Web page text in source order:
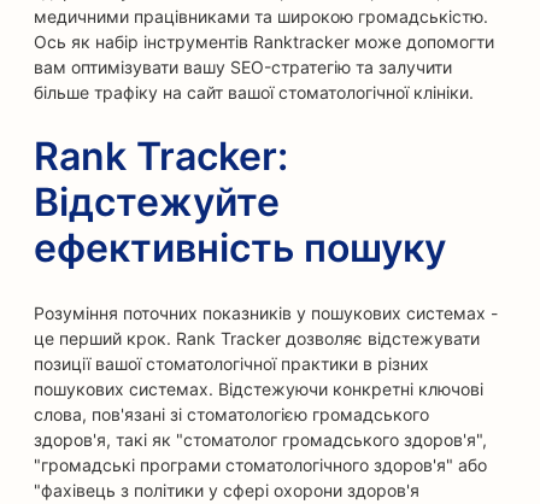
медичними працівниками та широкою громадськістю.
Ось як набір інструментів Ranktracker може допомогти
вам оптимізувати вашу SEO-стратегію та залучити
більше трафіку на сайт вашої стоматологічної клініки.
Rank Tracker:
Відстежуйте
ефективність пошуку
Розуміння поточних показників у пошукових системах -
це перший крок. Rank Tracker дозволяє відстежувати
позиції вашої стоматологічної практики в різних
пошукових системах. Відстежуючи конкретні ключові
слова, пов'язані зі стоматологією громадського
здоров'я, такі як "стоматолог громадського здоров'я",
"громадські програми стоматологічного здоров'я" або
"фахівець з політики у сфері охорони здоров'я